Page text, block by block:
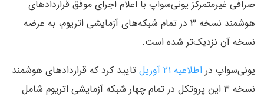
صرافی غیرمتمرکز یونی‌سواپ با اعلام اجرای موفق قراردادهای
هوشمند نسخه ۳ در تمام شبکه‌های آزمایشی اتریوم، به عرضه
نسخه آن نزدیک‌تر شده است.
یونی‌سواپ در اطلاعیه ۲۱ آوریل
تایید کرد که قراردادهای هوشمند
نسخه ۳ این پروتکل در تمام چهار شبکه آزمایشی اتریوم شامل